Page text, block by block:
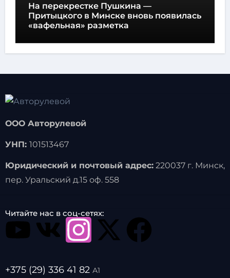
На перекрестке Пушкина —
Притыцкого в Минске вновь появилась
«вафельная» разметка
ООО Авторулевой
УНП: 101513467
Юридический и почтовый адрес:220037 г. Минск,
пер. Уральский д.15 оф. 558
Читайте нас в соц-сетях:
+375 (29) 336 41 82 А1